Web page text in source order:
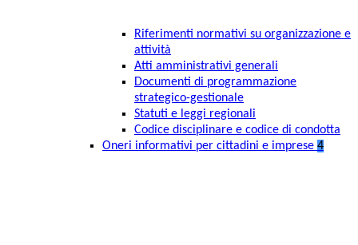
Riferimenti normativi su organizzazione e
attività
Atti amministrativi generali
Documenti di programmazione
strategico-gestionale
Statuti e leggi regionali
Codice disciplinare e codice di condotta
Oneri informativi per cittadini e imprese 4